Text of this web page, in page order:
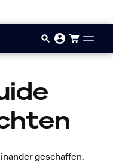
geschaffen.